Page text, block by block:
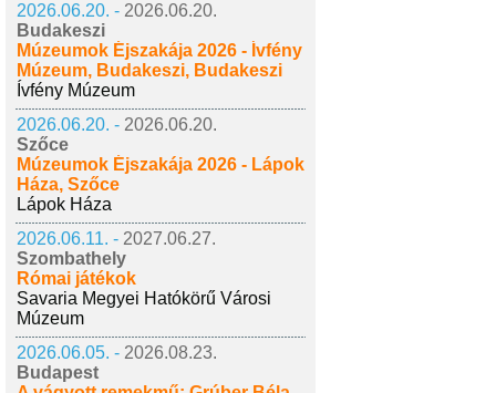
2026.06.20. - 2026.06.20.
Budakeszi
Múzeumok Éjszakája 2026 - Ívfény
Múzeum, Budakeszi, Budakeszi
Ívfény Múzeum
2026.06.20. - 2026.06.20.
Szőce
Múzeumok Éjszakája 2026 - Lápok
Háza, Szőce
Lápok Háza
2026.06.11. - 2027.06.27.
Szombathely
Római játékok
Savaria Megyei Hatókörű Városi
Múzeum
2026.06.05. - 2026.08.23.
Budapest